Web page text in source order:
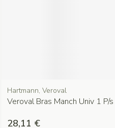
Hartmann, Veroval
Veroval Bras Manch Univ 1 P/s
28,11 €